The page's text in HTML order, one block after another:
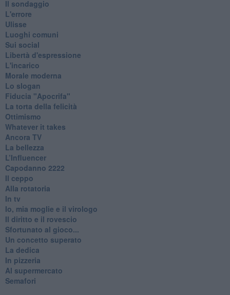
Il sondaggio
L'errore
Ulisse
Luoghi comuni
Sui social
Libertà d'espressione
L'incarico
Morale moderna
Lo slogan
Fiducia "Apocrifa"
La torta della felicità
Ottimismo
Whatever it takes
Ancora TV
La bellezza
L’Influencer
​Capodanno 2222
Il ceppo
Alla rotatoria
In tv
Io, mia moglie e il virologo
Il diritto e il rovescio
Sfortunato al gioco...
Un concetto superato
La dedica
In pizzeria
Al supermercato
Semafori